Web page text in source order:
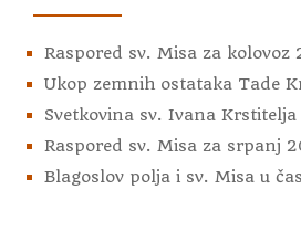
Raspored sv. Misa za kolovoz
Ukop zemnih ostataka Tade
Svetkovina sv. Ivana
Raspored sv. Misa za srpanj
Blagoslov polja i sv. Misa u